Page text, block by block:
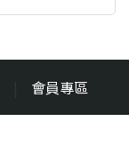
會員專區